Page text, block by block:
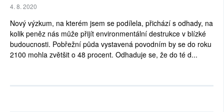
4. 8. 2020
Nový výzkum, na kterém jsem se podílela, přichází s odhady, na
kolik peněz nás může přijít environmentální destrukce v blízké
budoucnosti. Pobřežní půda vystavená povodním by se do roku
2100 mohla zvětšit o 48 procent. Odhaduje se, že do té d...